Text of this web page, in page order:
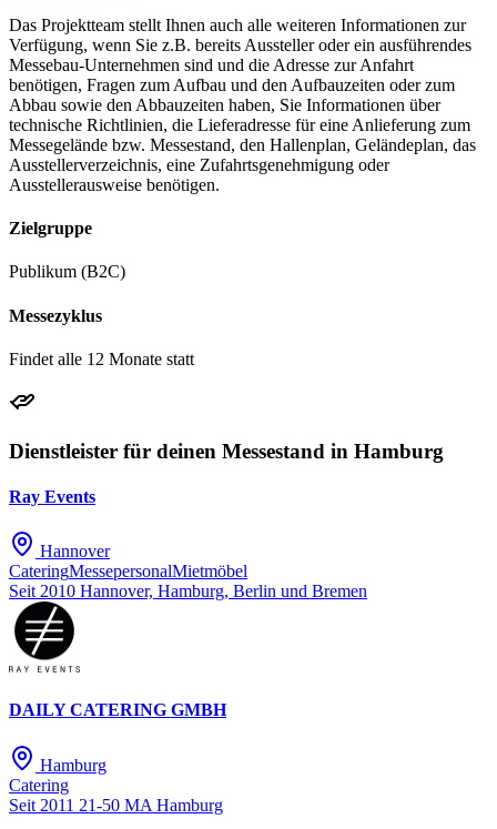
Das Projektteam stellt Ihnen auch alle weiteren Informationen zur
Verfügung, wenn Sie z.B. bereits Aussteller oder ein ausführendes
Messebau-Unternehmen sind und die Adresse zur Anfahrt
benötigen, Fragen zum Aufbau und den Aufbauzeiten oder zum
Abbau sowie den Abbauzeiten haben, Sie Informationen über
technische Richtlinien, die Lieferadresse für eine Anlieferung zum
Messegelände bzw. Messestand, den Hallenplan, Geländeplan, das
Ausstellerverzeichnis, eine Zufahrtsgenehmigung oder
Ausstellerausweise benötigen.
Zielgruppe
Publikum (B2C)
Messezyklus
Findet alle 12 Monate statt
Dienstleister für deinen Messestand in Hamburg
Ray Events
Hannover
CateringMessepersonalMietmöbel
Seit 2010 Hannover, Hamburg, Berlin und Bremen
DAILY CATERING GMBH
Hamburg
Catering
Seit 2011 21-50 MA Hamburg